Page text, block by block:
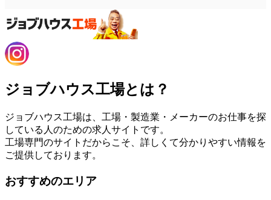
ジョブハウス工場とは？
ジョブハウス工場は、工場・製造業・メーカーのお仕事を探
している人のための求人サイトです。
工場専門のサイトだからこそ、詳しくて分かりやすい情報を
ご提供しております。
おすすめのエリア